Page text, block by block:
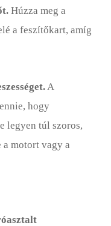
Húzza meg a
a feszítőkart, amíg
A
hogy
legyen túl szoros,
motort vagy a